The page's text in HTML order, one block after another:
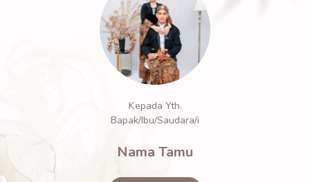
Kepada Yth.
Bapak/Ibu/Saudara/i
Nama Tamu